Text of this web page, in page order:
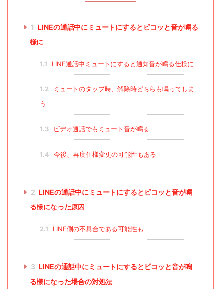
1 LINEの通話中にミュートにするとピコッと音が鳴る
様に
1.1 LINE通話中ミュートにすると通知音が鳴る仕様に
1.2
ミュートのタップ時、解除時どちらも鳴ってしま
う
1.3 ビデオ通話でもミュート音が鳴る
1.4 今後、再度仕様変更の可能性もある
2 LINEの通話中にミュートにするとピコッと音が鳴
る様になった原因
2.1 LINE側の不具合である可能性も
3 LINEの通話中にミュートにするとピコッと音が鳴
る様になった場合の対処法